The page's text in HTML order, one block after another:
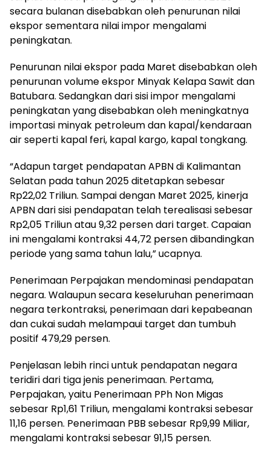
secara bulanan disebabkan oleh penurunan nilai
ekspor sementara nilai impor mengalami
peningkatan.
Penurunan nilai ekspor pada Maret disebabkan oleh
penurunan volume ekspor Minyak Kelapa Sawit dan
Batubara. Sedangkan dari sisi impor mengalami
peningkatan yang disebabkan oleh meningkatnya
importasi minyak petroleum dan kapal/kendaraan
air seperti kapal feri, kapal kargo, kapal tongkang.
“Adapun target pendapatan APBN di Kalimantan
Selatan pada tahun 2025 ditetapkan sebesar
Rp22,02 Triliun. Sampai dengan Maret 2025, kinerja
APBN dari sisi pendapatan telah terealisasi sebesar
Rp2,05 Triliun atau 9,32 persen dari target. Capaian
ini mengalami kontraksi 44,72 persen dibandingkan
periode yang sama tahun lalu,” ucapnya.
Penerimaan Perpajakan mendominasi pendapatan
negara. Walaupun secara keseluruhan penerimaan
negara terkontraksi, penerimaan dari kepabeanan
dan cukai sudah melampaui target dan tumbuh
positif 479,29 persen.
Penjelasan lebih rinci untuk pendapatan negara
teridiri dari tiga jenis penerimaan. Pertama,
Perpajakan, yaitu Penerimaan PPh Non Migas
sebesar Rp1,61 Triliun, mengalami kontraksi sebesar
11,16 persen. Penerimaan PBB sebesar Rp9,99 Miliar,
mengalami kontraksi sebesar 91,15 persen.